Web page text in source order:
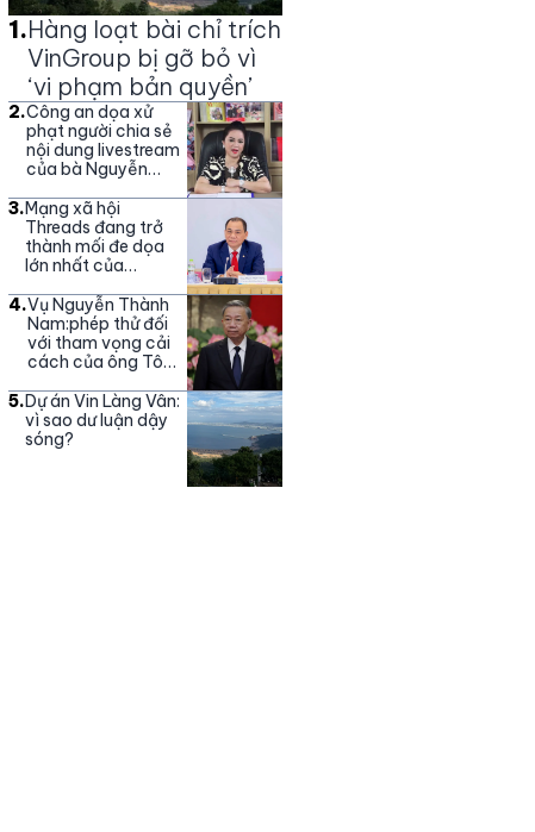
1.Hàng loạt bài chỉ trích
VinGroup bị gỡ bỏ vì
‘vi phạm bản quyền’
2.Công an dọa xử
phạt người chia sẻ
nội dung livestream
của bà Nguyễn
3.Mạng xã hội
Threads đang trở
thành mối đe dọa
lớn nhất của
4.Vụ Nguyễn Thành
Nam:phép thử đối
với tham vọng cải
cách của ông Tô
5.Dự án Vin Làng Vân:
vì sao dư luận dậy
sóng?